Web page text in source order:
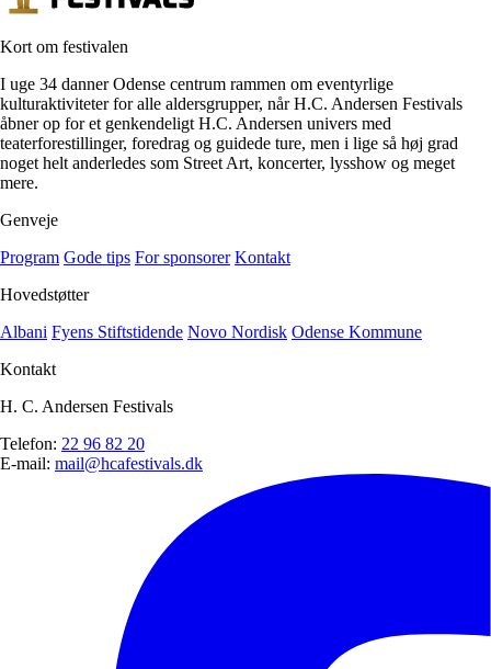
Kort om festivalen
I uge 34 danner Odense centrum rammen om eventyrlige
kulturaktiviteter for alle aldersgrupper, når H.C. Andersen Festivals
åbner op for et genkendeligt H.C. Andersen univers med
teaterforestillinger, foredrag og guidede ture, men i lige så høj grad
noget helt anderledes som Street Art, koncerter, lysshow og meget
mere.
Genveje
Program Gode tips For sponsorer Kontakt
Hovedstøtter
Albani Fyens Stiftstidende Novo Nordisk Odense Kommune
Kontakt
H. C. Andersen Festivals
Telefon: 22 96 82 20
E-mail: mail@hcafestivals.dk